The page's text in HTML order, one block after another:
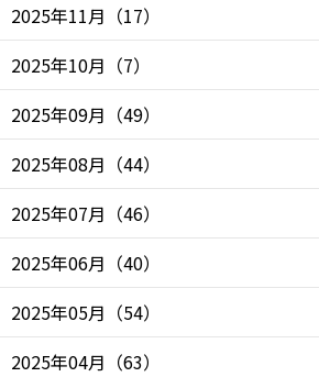
2025年11月 （17）
2025年10月 （7）
2025年09月 （49）
2025年08月 （44）
2025年07月 （46）
2025年06月 （40）
2025年05月 （54）
2025年04月 （63）